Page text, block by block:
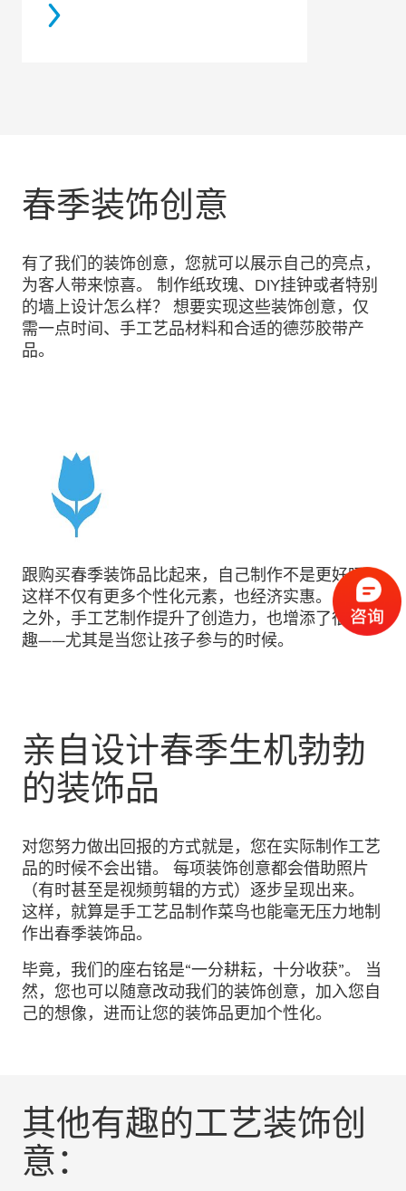
春季装饰创意
有了我们的装饰创意，您就可以展示自己的亮点，
为客人带来惊喜。 制作纸玫瑰、DIY挂钟或者特别
的墙上设计怎么样？ 想要实现这些装饰创意，仅
需一点时间、手工艺品材料和合适的德莎胶带产
品。
跟购买春季装饰品比起来，自己制作不是更好吗？
这样不仅有更多个性化元素，也经济实惠。 除此
之外，手工艺制作提升了创造力，也增添了很多乐
趣——尤其是当您让孩子参与的时候。
亲自设计春季生机勃勃
的装饰品
对您努力做出回报的方式就是，您在实际制作工艺
品的时候不会出错。 每项装饰创意都会借助照片
（有时甚至是视频剪辑的方式）逐步呈现出来。
这样，就算是手工艺品制作菜鸟也能毫无压力地制
作出春季装饰品。
毕竟，我们的座右铭是“一分耕耘，十分收获”。 当
然，您也可以随意改动我们的装饰创意，加入您自
己的想像，进而让您的装饰品更加个性化。
其他有趣的工艺装饰创
意：